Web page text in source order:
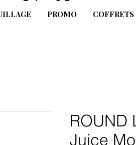
PROMO
ROUND
Juice